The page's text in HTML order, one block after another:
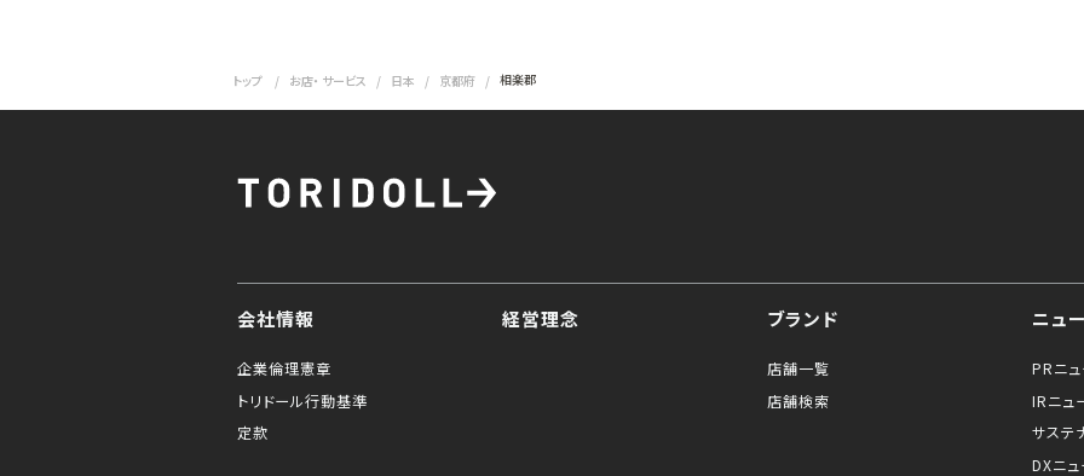
トップ お店・ サービス 日本 京都府 相楽郡
会社情報
企業倫理憲章
トリドール行動基準
定款
経営理念 ブランド
店舗一覧
店舗検索
ニュ
PRニュ
IRニュ
サステ
DXニュ